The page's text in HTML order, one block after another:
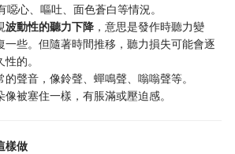
心、嘔吐、面色蒼白等情況。
波動性的聽力下降 ，意思是發作時聽力變
一些。但隨著時間推移，聽力損失可能會逐
的。
的聲音，像鈴聲、蟬鳴聲、嗡嗡聲等。
像被塞住一樣，有脹滿或壓迫感。
樣做